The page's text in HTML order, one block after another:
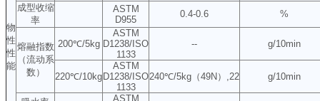
物
性
性
能
成型收缩
率
ASTM
D955
0.4-0.6 %
熔融指数
（流动系
数）
200℃/5kg
ASTM
D1238/ISO
1133
-- g/10min
220℃/10kg
ASTM
D1238/ISO
1133
240℃/5kg（49N）,22 g/10min
ASTM